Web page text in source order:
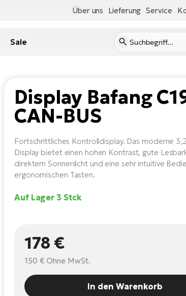
Über uns Lieferung Service
Sale
Display Bafang
CAN-BUS
Fortschrittliches Kontrolldisplay. Das moderne
Display bietet einen hohen Kontrast, gute
direktem Sonnenlicht und eine sehr intuitive
ergonomischen Tasten.
Auf Lager 3 Stck
178 €
150 € Ohne MwSt.
In den Warenkorb